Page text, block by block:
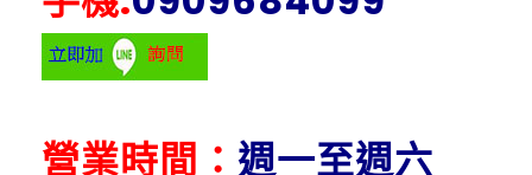
營業時間： 週一至週六